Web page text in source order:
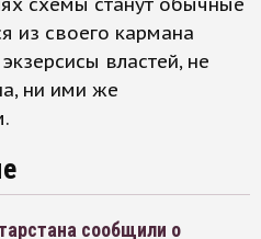
из своего кармана
властей, не
ни ими же
сообщили о